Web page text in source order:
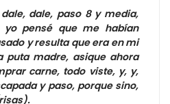
dale, paso 8 y media,
yo pensé que me habían
y resulta que era en mi
puta madre, asique ahora
carne, todo viste, y, y,
y paso, porque sino,